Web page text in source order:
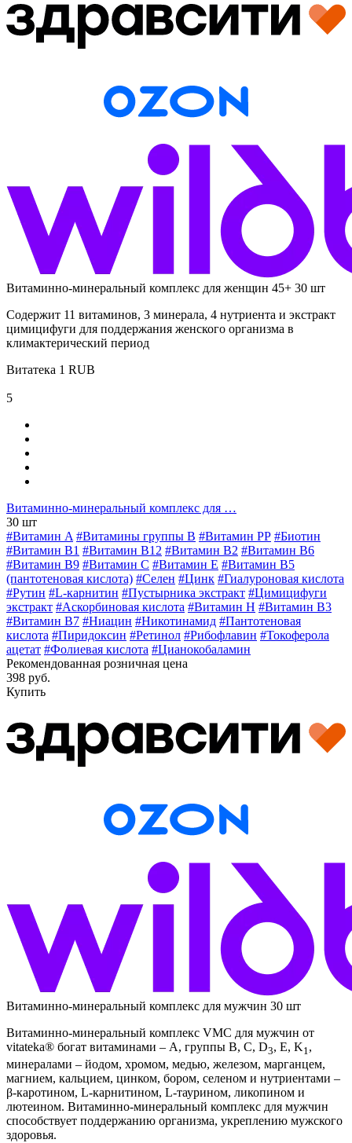
Витаминно-минеральный комплекс для женщин 45+ 30 шт
Содержит 11 витаминов, 3 минерала, 4 нутриента и экстракт
цимицифуги для поддержания женского организма в
климактерический период
Витатека 1 RUB
5
Витаминно-минеральный комплекс для …
30 шт
#Витамин A #Витамины группы В #Витамин РР #Биотин
#Витамин B1 #Витамин B12 #Витамин B2 #Витамин B6
#Витамин B9 #Витамин C #Витамин E #Витамин В5
(пантотеновая кислота) #Селен #Цинк #Гиалуроновая кислота
#Рутин #L-карнитин #Пустырника экстракт #Цимицифуги
экстракт #Аскорбиновая кислота #Витамин H #Витамин В3
#Витамин В7 #Ниацин #Никотинамид #Пантотеновая
кислота #Пиридоксин #Ретинол #Рибофлавин #Токоферола
ацетат #Фолиевая кислота #Цианокобаламин
Рекомендованная розничная цена
398 руб.
Купить
Витаминно-минеральный комплекс для мужчин 30 шт
Витаминно-минеральный комплекс VMC для мужчин от
vitateka® богат витаминами – А, группы В, С, D3, E, K1,
минералами – йодом, хромом, медью, железом, марганцем,
магнием, кальцием, цинком, бором, селеном и нутриентами –
β-каротином, L-карнитином, L-таурином, ликопином и
лютеином. Витаминно-минеральный комплекс для мужчин
способствует поддержанию организма, укреплению мужского
здоровья.